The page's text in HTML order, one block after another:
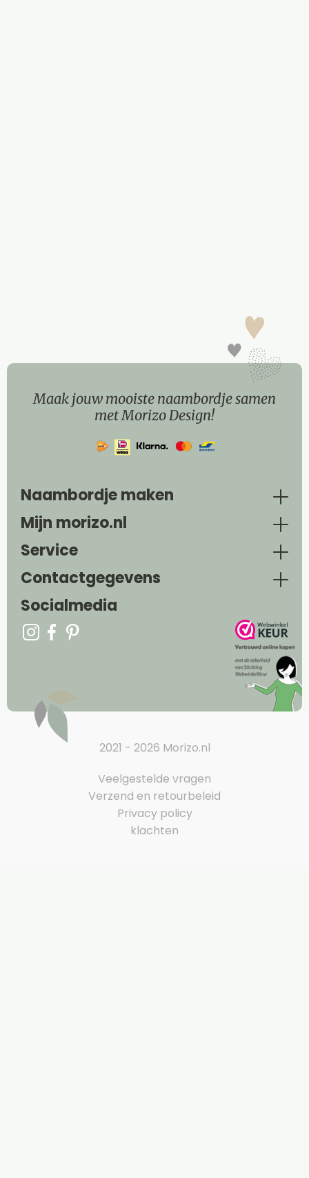
Maak jouw mooiste naambordje samen
met Morizo Design!
Naambordje maken
Mijn morizo.nl
Service
Contactgegevens
Socialmedia
2021 - 2026 Morizo.nl
Veelgestelde vragen
Verzend en retourbeleid
Privacy policy
klachten